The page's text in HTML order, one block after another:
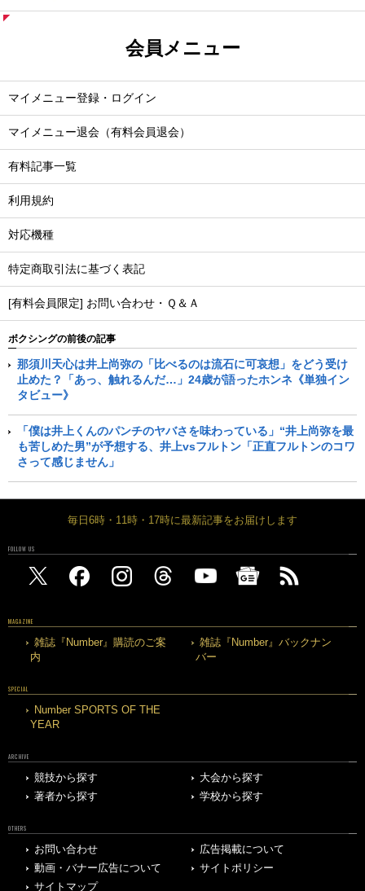
会員メニュー
マイメニュー登録・ログイン
マイメニュー退会（有料会員退会）
有料記事一覧
利用規約
対応機種
特定商取引法に基づく表記
[有料会員限定] お問い合わせ・Ｑ＆Ａ
ボクシングの前後の記事
那須川天心は井上尚弥の「比べるのは流石に可哀想」をどう受け
止めた？「あっ、触れるんだ…」24歳が語ったホンネ《単独イン
タビュー》
「僕は井上くんのパンチのヤバさを味わっている」“井上尚弥を最
も苦しめた男”が予想する、井上vsフルトン「正直フルトンのコワ
さって感じません」
毎日6時・11時・17時に最新記事をお届けします
FOLLOW US
MAGAZINE
雑誌『Number』購読のご案
内
雑誌『Number』バックナン
バー
SPECIAL
Number SPORTS OF THE
YEAR
ARCHIVE
競技から探す
大会から探す
著者から探す
学校から探す
OTHERS
お問い合わせ
広告掲載について
動画・バナー広告について
サイトポリシー
サイトマップ